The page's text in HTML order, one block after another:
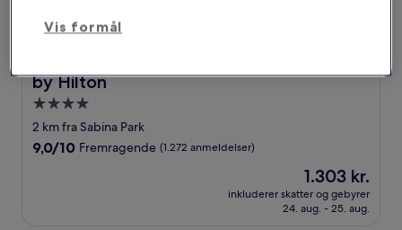
by Hilton
4.0-
stjernet
overnatningssted
2 km fra Sabina Park
9.0
9,0/10 Fremragende (1.272 anmeldelser)
Prisen
er
1.303 kr.
1.303 kr.
inkluderer skatter og gebyrer
24. aug. - 25. aug.
Vis formål